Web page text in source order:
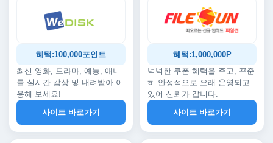
혜택:100,000포인트
최신 영화, 드라마, 예능, 애니
를 실시간 감상 및 내려받아 이
용해 보세요!
사이트 바로가기
혜택:1,000,000P
넉넉한 쿠폰 혜택을 주고, 꾸준
히 안정적으로 오래 운영되고
있어 신뢰가 갑니다.
사이트 바로가기